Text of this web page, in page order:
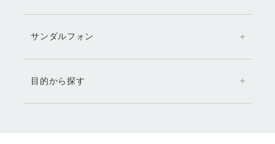
サンダルフォン
目的から探す